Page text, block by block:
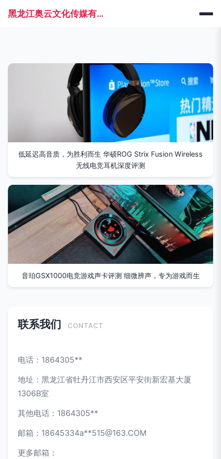
黑龙江奥云文化传媒有限公司
低延迟高音质，为胜利而生 华硕ROG Strix Fusion Wireless
无线电竞耳机深度评测
音珀GSX1000电竞游戏声卡评测 细微辨声，专为游戏而生
联系我们 CONTACT
电话：1864305**
地址：黑龙江省牡丹江市西安区平安街新宏基大厦
1306B室
其他电话：1864305**
邮箱：18645334a**515@163.COM
更多邮箱：